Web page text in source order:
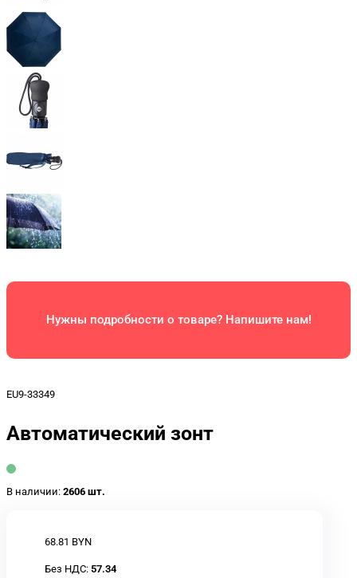
Нужны подробности о товаре? Напишите нам!
EU9-33349
Автоматический зонт
В наличии: 2606 шт.
68.81 BYN
Без НДС: 57.34